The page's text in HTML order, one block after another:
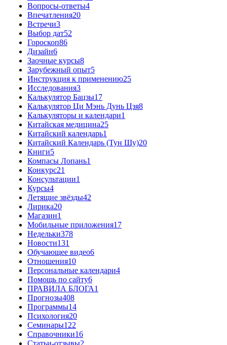
Вопросы-ответы4
Впечатления20
Встречи3
Выбор дат52
Гороскоп86
Дизайн6
Заочные курсы8
Зарубежный опыт5
Инструкция к применению25
Исследования3
Калькулятор Бацзы17
Калькулятор Ци Мэнь Дунь Цзя8
Калькуляторы и календари1
Китайская медицина25
Китайский календарь1
Китайский Календарь (Тун Шу)20
Книги5
Компасы Лопань1
Конкурс21
Консультации1
Курсы4
Летящие звёзды42
Лирика20
Магазин1
Мобильные приложения17
Недельки378
Новости131
Обучающее видео6
Отношения10
Персональные календари4
Помощь по сайту6
ПРАВИЛА БЛОГА1
Прогнозы408
Программы14
Психология20
Семинары122
Справочники16
Статьи-отзывы2